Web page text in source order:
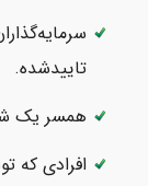
تاییدشده.
همسر یک
افرادی که